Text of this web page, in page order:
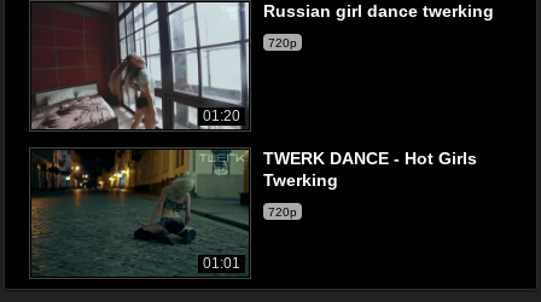
01:20
Russian girl dance twerking
720p
01:01
TWERK DANCE - Hot Girls
Twerking
720p